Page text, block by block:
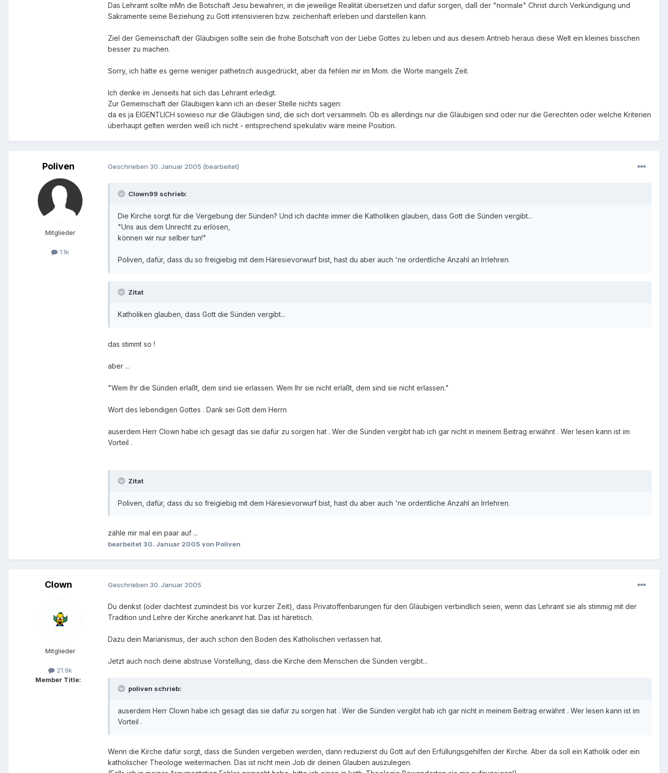
Das Lehramt sollte mMn die Botschaft Jesu bewahren, in die jeweilige Realität übersetzen und dafür sorgen, daß der "normale" Christ durch Verkündigung und
Sakramente seine Beziehung zu Gott intensivieren bzw. zeichenhaft erleben und darstellen kann.
Ziel der Gemeinschaft der Gläubigen sollte sein die frohe Botschaft von der Liebe Gottes zu leben und aus diesem Antrieb heraus diese Welt ein kleines bisschen
besser zu machen.
Sorry, ich hätte es gerne weniger pathetisch ausgedrückt, aber da fehlen mir im Mom. die Worte mangels Zeit.
Ich denke im Jenseits hat sich das Lehramt erledigt.
Zur Gemeinschaft der Gläubigen kann ich an dieser Stelle nichts sagen:
da es ja EIGENTLICH sowieso nur die Gläubigen sind, die sich dort versammeln. Ob es allerdings nur die Gläubigen sind oder nur die Gerechten oder welche Kriterien
überhaupt gelten werden weiß ich nicht - entsprechend spekulativ wäre meine Position.
Poliven
Mitglieder
1.1k
Geschrieben 30. Januar 2005 (bearbeitet)
Clown99 schrieb:
Die Kirche sorgt für die Vergebung der Sünden? Und ich dachte immer die Katholiken glauben, dass Gott die Sünden vergibt...
"Uns aus dem Unrecht zu erlösen,
können wir nur selber tun!"
Poliven, dafür, dass du so freigiebig mit dem Häresievorwurf bist, hast du aber auch 'ne ordentliche Anzahl an Irrlehren.
Zitat
Katholiken glauben, dass Gott die Sünden vergibt...
das stimmt so !
aber ...
"Wem Ihr die Sünden erlaßt, dem sind sie erlassen. Wem Ihr sie nicht erlaßt, dem sind sie nicht erlassen."
Wort des lebendigen Gottes . Dank sei Gott dem Herrn
auserdem Herr Clown habe ich gesagt das sie dafür zu sorgen hat . Wer die Sünden vergibt hab ich gar nicht in meinem Beitrag erwähnt . Wer lesen kann ist im
Vorteil .
Zitat
Poliven, dafür, dass du so freigiebig mit dem Häresievorwurf bist, hast du aber auch 'ne ordentliche Anzahl an Irrlehren.
zähle mir mal ein paar auf ...
bearbeitet 30. Januar 2005 von Poliven
Clown
Mitglieder
21.9k
Member Title:
Geschrieben 30. Januar 2005
Du denkst (oder dachtest zumindest bis vor kurzer Zeit), dass Privatoffenbarungen für den Gläubigen verbindlich seien, wenn das Lehramt sie als stimmig mit der
Tradition und Lehre der Kirche anerkannt hat. Das ist häretisch.
Dazu dein Marianismus, der auch schon den Boden des Katholischen verlassen hat.
Jetzt auch noch deine abstruse Vorstellung, dass die Kirche dem Menschen die Sünden vergibt...
poliven schrieb:
auserdem Herr Clown habe ich gesagt das sie dafür zu sorgen hat . Wer die Sünden vergibt hab ich gar nicht in meinem Beitrag erwähnt . Wer lesen kann ist im
Vorteil .
Wenn die Kirche dafür sorgt, dass die Sünden vergeben werden, dann reduzierst du Gott auf den Erfüllungsgehilfen der Kirche. Aber da soll ein Katholik oder ein
katholischer Theologe weitermachen. Das ist nicht mein Job dir deinen Glauben auszulegen.